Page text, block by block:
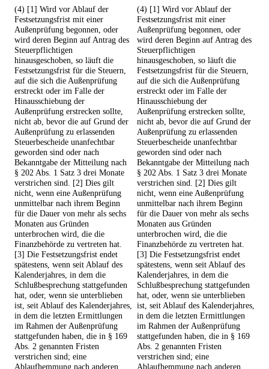
(4) [1] Wird vor Ablauf der
Festsetzungsfrist mit einer
Außenprüfung begonnen, oder
wird deren Beginn auf Antrag des
Steuerpflichtigen
hinausgeschoben, so läuft die
Festsetzungsfrist für die Steuern,
auf die sich die Außenprüfung
erstreckt oder im Falle der
Hinausschiebung der
Außenprüfung erstrecken sollte,
nicht ab, bevor die auf Grund der
Außenprüfung zu erlassenden
Steuerbescheide unanfechtbar
geworden sind oder nach
Bekanntgabe der Mitteilung nach
§ 202 Abs. 1 Satz 3 drei Monate
verstrichen sind. [2] Dies gilt
nicht, wenn eine Außenprüfung
unmittelbar nach ihrem Beginn
für die Dauer von mehr als sechs
Monaten aus Gründen
unterbrochen wird, die die
Finanzbehörde zu vertreten hat.
[3] Die Festsetzungsfrist endet
spätestens, wenn seit Ablauf des
Kalenderjahres, in dem die
Schlußbesprechung stattgefunden
hat, oder, wenn sie unterblieben
ist, seit Ablauf des Kalenderjahres,
in dem die letzten Ermittlungen
im Rahmen der Außenprüfung
stattgefunden haben, die in § 169
Abs. 2 genannten Fristen
verstrichen sind; eine
Ablaufhemmung nach anderen
(4) [1] Wird vor Ablauf der
Festsetzungsfrist mit einer
Außenprüfung begonnen, oder
wird deren Beginn auf Antrag des
Steuerpflichtigen
hinausgeschoben, so läuft die
Festsetzungsfrist für die Steuern,
auf die sich die Außenprüfung
erstreckt oder im Falle der
Hinausschiebung der
Außenprüfung erstrecken sollte,
nicht ab, bevor die auf Grund der
Außenprüfung zu erlassenden
Steuerbescheide unanfechtbar
geworden sind oder nach
Bekanntgabe der Mitteilung nach
§ 202 Abs. 1 Satz 3 drei Monate
verstrichen sind. [2] Dies gilt
nicht, wenn eine Außenprüfung
unmittelbar nach ihrem Beginn
für die Dauer von mehr als sechs
Monaten aus Gründen
unterbrochen wird, die die
Finanzbehörde zu vertreten hat.
[3] Die Festsetzungsfrist endet
spätestens, wenn seit Ablauf des
Kalenderjahres, in dem die
Schlußbesprechung stattgefunden
hat, oder, wenn sie unterblieben
ist, seit Ablauf des Kalenderjahres,
in dem die letzten Ermittlungen
im Rahmen der Außenprüfung
stattgefunden haben, die in § 169
Abs. 2 genannten Fristen
verstrichen sind; eine
Ablaufhemmung nach anderen